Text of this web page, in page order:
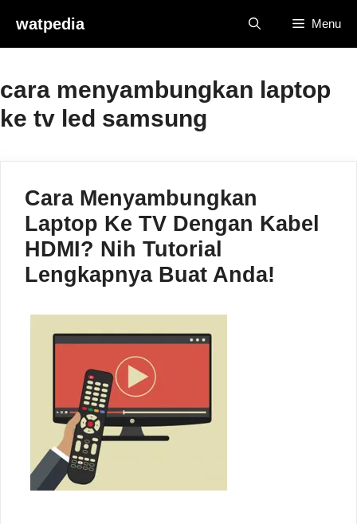
content
watpedia Menu
cara menyambungkan laptop
ke tv led samsung
Cara Menyambungkan
Laptop Ke TV Dengan Kabel
HDMI? Nih Tutorial
Lengkapnya Buat Anda!